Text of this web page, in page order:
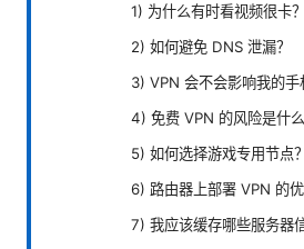
1) 为什么有时看视频很卡
2) 如何避免 DNS 泄漏？
3) VPN 会不会影响我的手
4) 免费 VPN 的风险是什么
5) 如何选择游戏专用节点？
6) 路由器上部署 VPN 的优
7) 我应该缓存哪些服务器